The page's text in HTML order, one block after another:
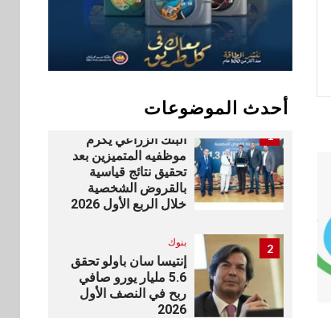
أحدث الموضوعات
10 سوق وصلة
vivo تشعل المنافسة
في مصر مع إطلاق
Y500 المزود ببطارية
1
بنوك
البنك الزراعي يكرم
موظفيه المتميزين بعد
تحقيق نتائج قياسية
بالقروض الشخصية
خلال الربع الأول 2026
2 بنوك
إنتيسا سان باولو تحقق
5.6 مليار يورو صافي
ربح في النصف الأول
2026